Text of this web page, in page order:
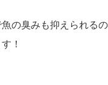
の臭みも抑えられる
！